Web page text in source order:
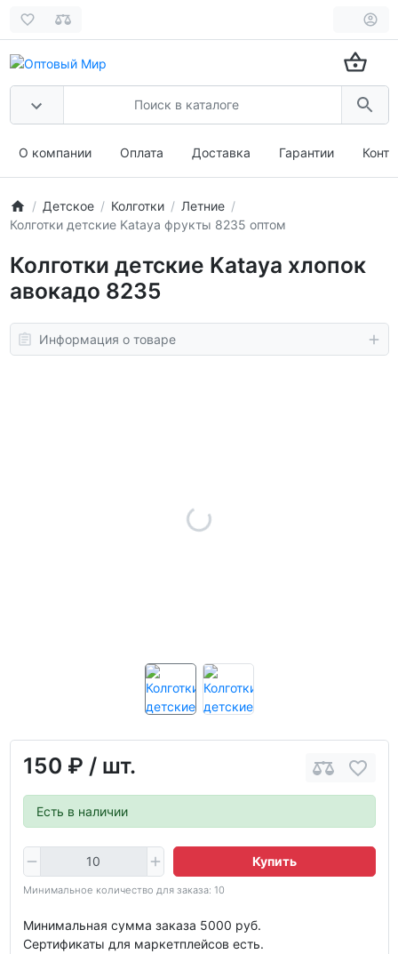
О компании Оплата Доставка Гарантии
Детское Колготки
Летние
Колготки детские Kataya фрукты 8235 оптом
Колготки детские Kataya хлопок
авокадо 8235
Информация о товаре
150 ₽ / шт.
Есть в наличии
Купить
Минимальное количество для заказа: 10
Минимальная сумма заказа 5000 руб.
Сертификаты для маркетплейсов есть.